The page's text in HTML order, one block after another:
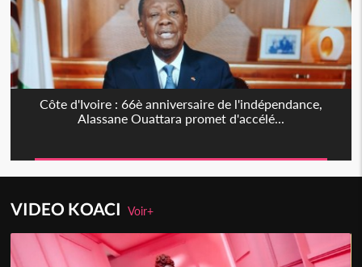
Côte d'Ivoire : 66è anniversaire de l'indépendance,
Alassane Ouattara promet d'accélé...
VIDEO KOACIVoir+